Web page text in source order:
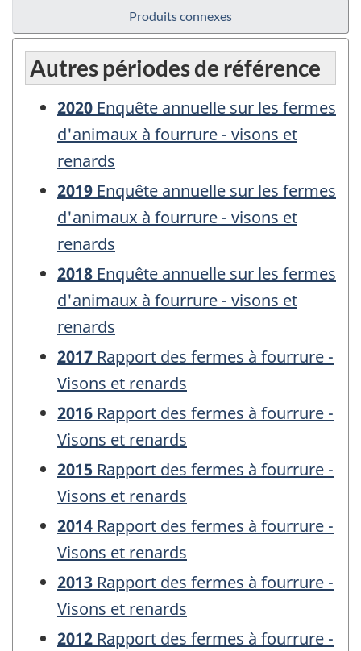
Produits connexes
Autres périodes de référence
2020 Enquête annuelle sur les fermes
d'animaux à fourrure - visons et
renards
2019 Enquête annuelle sur les fermes
d'animaux à fourrure - visons et
renards
2018 Enquête annuelle sur les fermes
d'animaux à fourrure - visons et
renards
2017 Rapport des fermes à fourrure -
Visons et renards
2016 Rapport des fermes à fourrure -
Visons et renards
2015 Rapport des fermes à fourrure -
Visons et renards
2014 Rapport des fermes à fourrure -
Visons et renards
2013 Rapport des fermes à fourrure -
Visons et renards
2012 Rapport des fermes à fourrure -